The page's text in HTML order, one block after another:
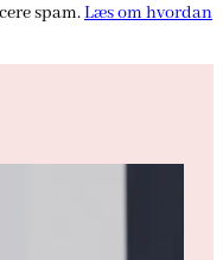
spam.Læs om hvordan